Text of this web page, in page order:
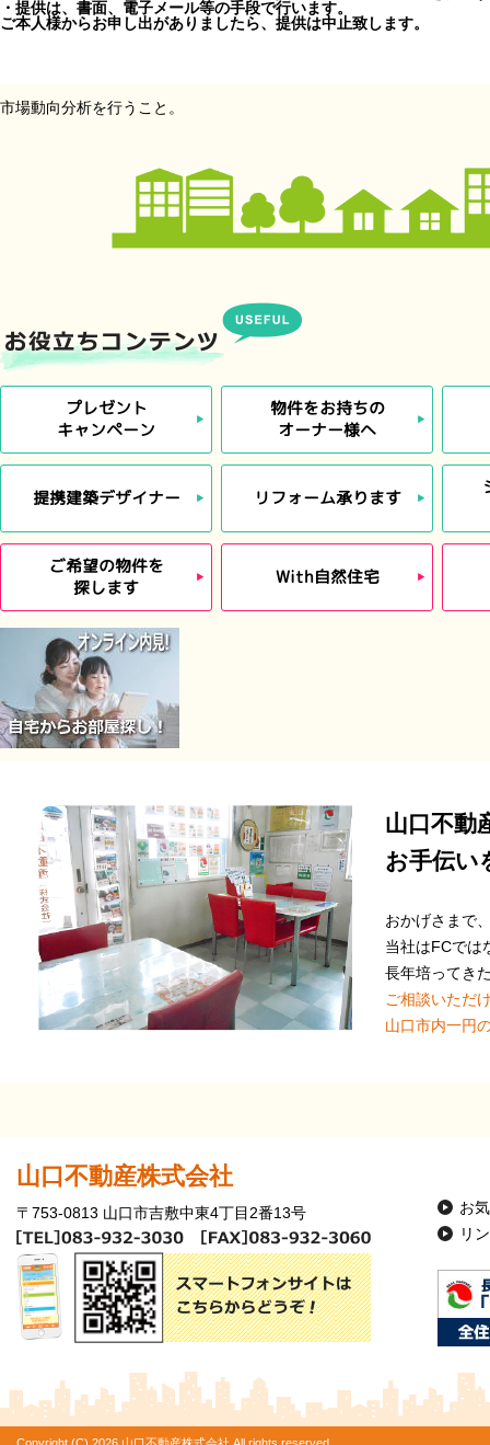
・提供は、書面、電子メール等の手段で行います。
ご本人様からお申し出がありましたら、提供は中止致します。
市場動向分析を行うこと。
プレゼント
キャンペーン
物件をお持ちの
オーナー様へ
提携建築デザイナー リフォーム承ります
ご希望の物件を
探します
With自然住宅
山口不動
お手伝い
おかげさまで
当社はFCでは
長年培ってき
ご相談いただ
山口市内一円
山口不動産株式会社
〒753-0813 山口市吉敷中東4丁目2番13号
お
リ